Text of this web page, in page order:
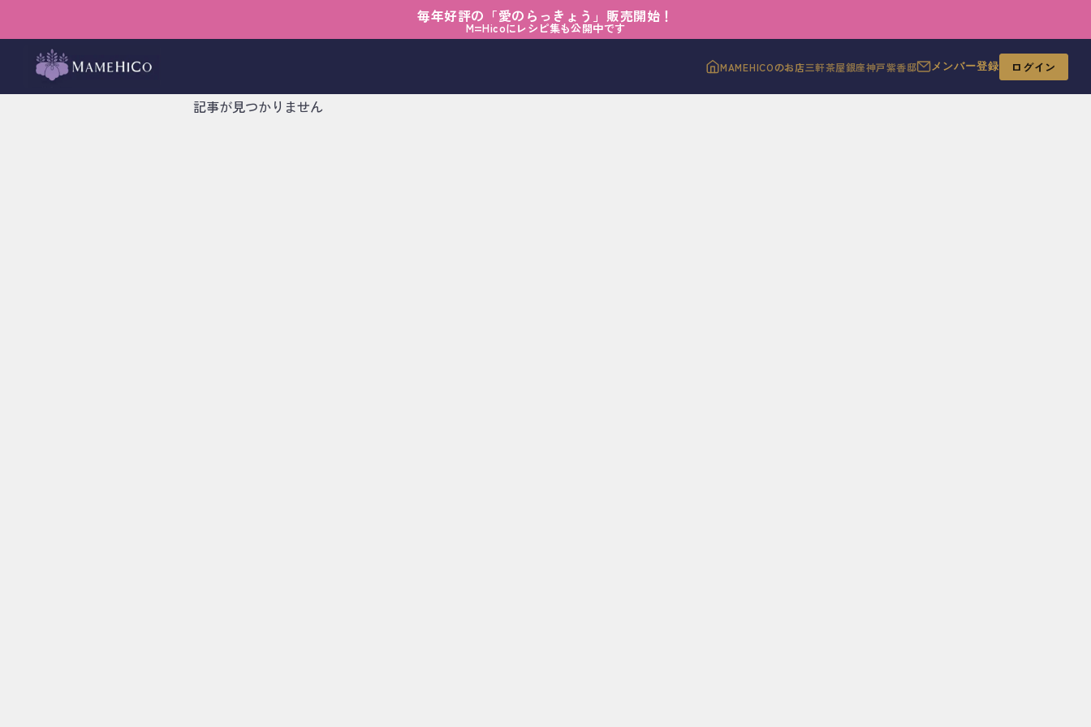
毎年好評の「愛のらっきょう」販売開始！
M=Hicoにレシピ集も公開中です
MAMEHICOのお店三軒茶屋銀座神戸紫香邸 メンバー登録 ログイン
記事が見つかりません